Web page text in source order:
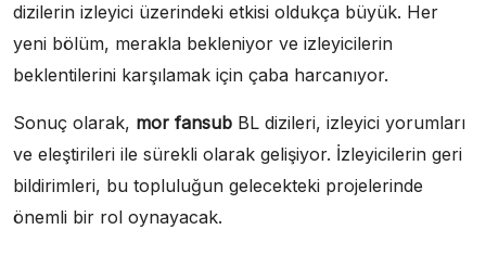
dizilerin izleyici üzerindeki etkisi oldukça büyük. Her
yeni bölüm, merakla bekleniyor ve izleyicilerin
beklentilerini karşılamak için çaba harcanıyor.
Sonuç olarak, mor fansub BL dizileri, izleyici yorumları
ve eleştirileri ile sürekli olarak gelişiyor. İzleyicilerin geri
bildirimleri, bu topluluğun gelecekteki projelerinde
önemli bir rol oynayacak.